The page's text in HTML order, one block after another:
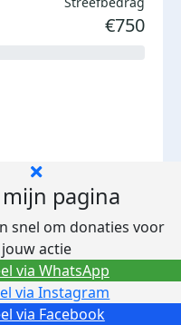
€750
mijn pagina
snel om donaties voor
jouw actie
via Facebook
via Instagram
via WhatsApp